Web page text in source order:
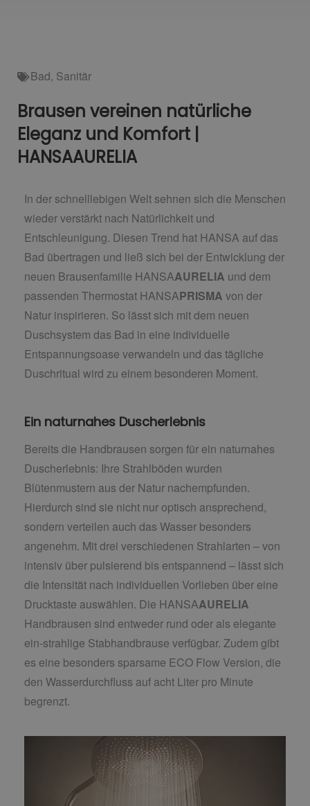
Bad, Sanitär
Brausen vereinen natürliche
Eleganz und Komfort |
HANSAAURELIA
In der schnelllebigen Welt sehnen sich die Menschen
wieder verstärkt nach Natürlichkeit und
Entschleunigung. Diesen Trend hat HANSA auf das
Bad übertragen und ließ sich bei der Entwicklung der
neuen Brausenfamilie HANSAAURELIA und dem
passenden Thermostat HANSAPRISMA von der
Natur inspirieren. So lässt sich mit dem neuen
Duschsystem das Bad in eine individuelle
Entspannungsoase verwandeln und das tägliche
Duschritual wird zu einem besonderen Moment.
Ein naturnahes Duscherlebnis
Bereits die Handbrausen sorgen für ein naturnahes
Duscherlebnis: Ihre Strahlböden wurden
Blütenmustern aus der Natur nachempfunden.
Hierdurch sind sie nicht nur optisch ansprechend,
sondern verteilen auch das Wasser besonders
angenehm. Mit drei verschiedenen Strahlarten – von
intensiv über pulsierend bis entspannend – lässt sich
die Intensität nach individuellen Vorlieben über eine
Drucktaste auswählen. Die HANSAAURELIA
Handbrausen sind entweder rund oder als elegante
ein-strahlige Stabhandbrause verfügbar. Zudem gibt
es eine besonders sparsame ECO Flow Version, die
den Wasserdurchfluss auf acht Liter pro Minute
begrenzt.